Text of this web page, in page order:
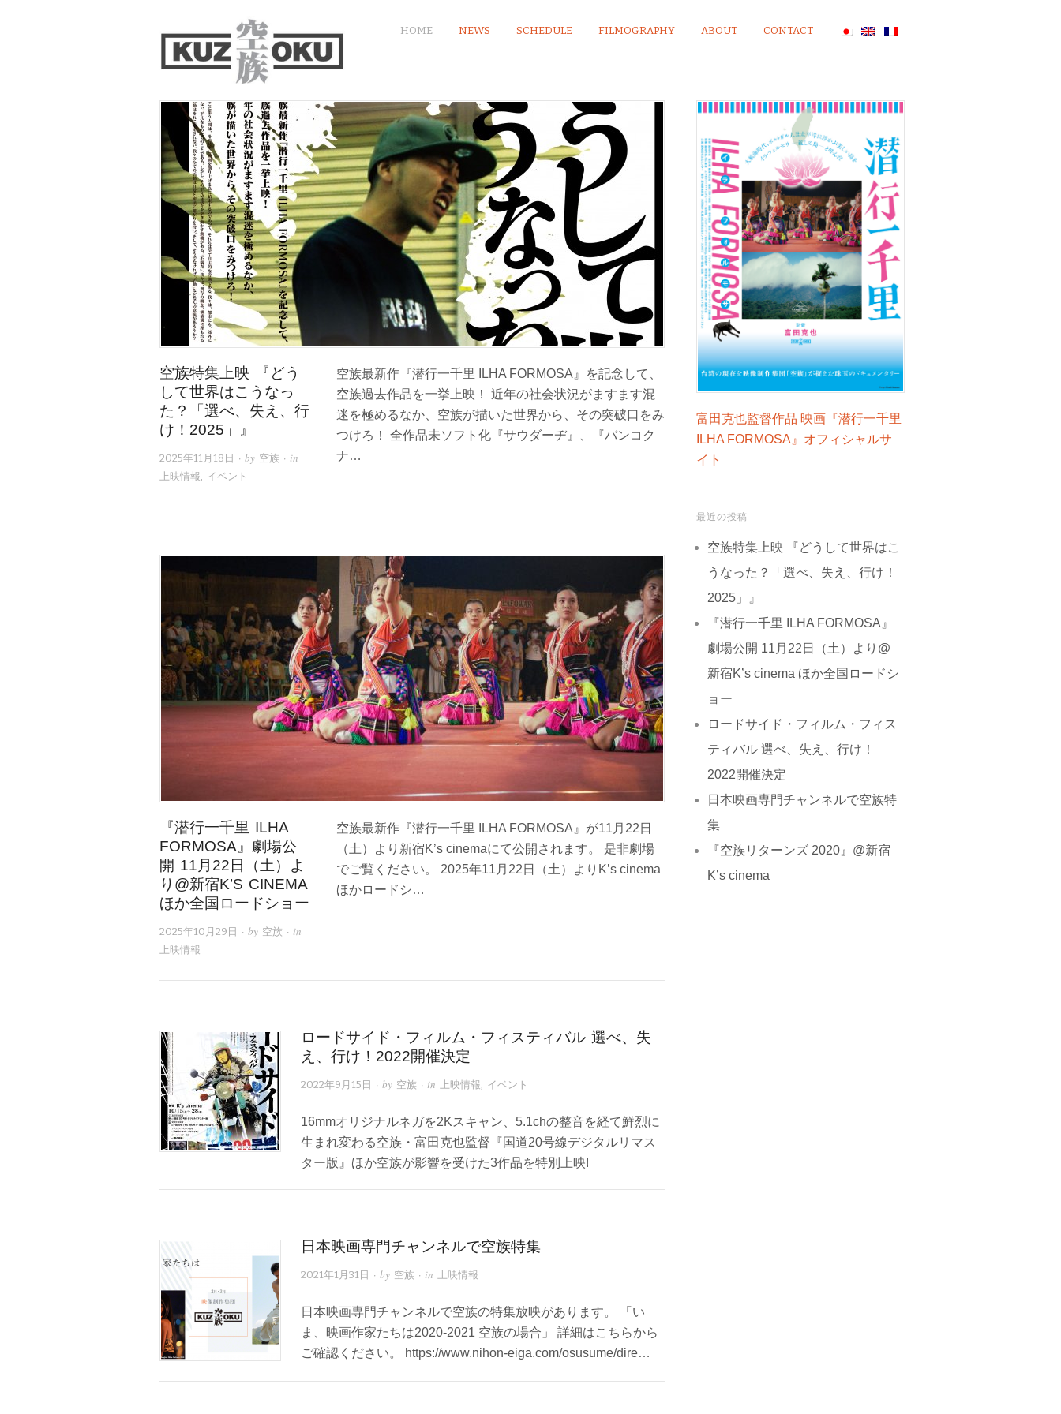
HOME NEWS SCHEDULE FILMOGRAPHY ABOUT CONTACT
空族特集上映 『どう
して世界はこうなっ
た？「選べ、失え、行
け！2025」』
2025年11月18日 · by 空族 · in
上映情報 イベント
空族最新作『潜行一千里 ILHA FORMOSA』を記念して、
空族過去作品を一挙上映！ 近年の社会状況がますます混
迷を極めるなか、空族が描いた世界から、その突破口をみ
つけろ！ 全作品未ソフト化『サウダーヂ』、『バンコク
ナ…
『潜行一千里 ILHA
FORMOSA』劇場公
開 11月22日（土）よ
り@新宿K’S CINEMA
ほか全国ロードショー
2025年10月29日 · by 空族 · in
上映情報
空族最新作『潜行一千里 ILHA FORMOSA』が11月22日
（土）より新宿K’s cinemaにて公開されます。 是非劇場
でご覧ください。 2025年11月22日（土）よりK’s cinema
ほかロードシ…
ロードサイド・フィルム・フィスティバル 選べ、失
え、行け！2022開催決定
2022年9月15日 · by 空族 · in 上映情報, イベント
16mmオリジナルネガを2Kスキャン、5.1chの整音を経て鮮烈に
生まれ変わる空族・富田克也監督『国道20号線デジタルリマス
ター版』ほか空族が影響を受けた3作品を特別上映!
日本映画専門チャンネルで空族特集
2021年1月31日 · by 空族 · in 上映情報
日本映画専門チャンネルで空族の特集放映があります。 「い
ま、映画作家たちは2020-2021 空族の場合」 詳細はこちらから
ご確認ください。 https://www.nihon-eiga.com/osusume/dire…
富田克也監督作品 映画『潜行一千里
ILHA FORMOSA』オフィシャルサ
イト
最近の投稿
空族特集上映 『どうして世界はこ
うなった？「選べ、失え、行け！
2025」』
『潜行一千里 ILHA FORMOSA』
劇場公開 11月22日（土）より@
新宿K’s cinema ほか全国ロードシ
ョー
ロードサイド・フィルム・フィス
ティバル 選べ、失え、行け！
2022開催決定
日本映画専門チャンネルで空族特
集
『空族リターンズ 2020』@新宿
K’s cinema